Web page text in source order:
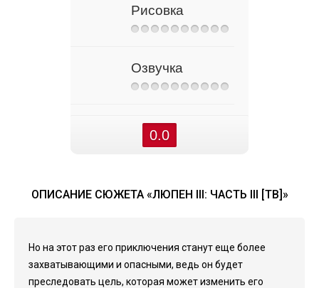
Рисовка
Озвучка
0.0
ОПИСАНИЕ СЮЖЕТА «ЛЮПЕН III: ЧАСТЬ III [ТВ]»
Но на этот раз его приключения станут еще более
захватывающими и опасными, ведь он будет
преследовать цель, которая может изменить его